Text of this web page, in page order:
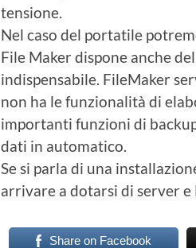
tensione.
Nel caso del portatile
File Maker dispone anche
indispensabile. FileMaker
non ha le funzionalità di
importanti funzioni di
dati in automatico.
Se si parla di una
arrivare a dotarsi di server e
Share on Facebook